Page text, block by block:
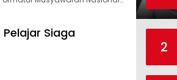
Pelajar Siaga
2